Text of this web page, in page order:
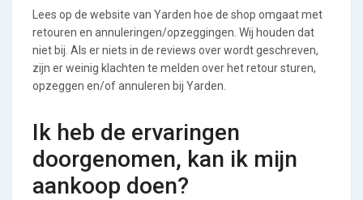
Lees op de website van Yarden hoe de shop omgaat met
retouren en annuleringen/opzeggingen. Wij houden dat
niet bij. Als er niets in de reviews over wordt geschreven,
zijn er weinig klachten te melden over het retour sturen,
opzeggen en/of annuleren bij Yarden.
Ik heb de ervaringen
doorgenomen, kan ik mijn
aankoop doen?